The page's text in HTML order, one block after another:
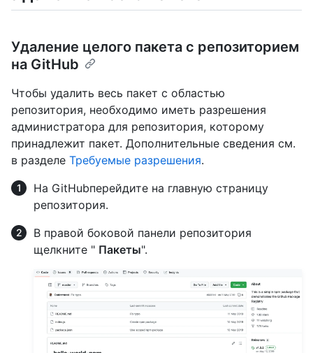
Удаление целого пакета с репозиторием
на GitHub
Чтобы удалить весь пакет с областью
репозитория, необходимо иметь разрешения
администратора для репозитория, которому
принадлежит пакет. Дополнительные сведения см.
в разделе Требуемые разрешения.
На GitHubперейдите на главную страницу
репозитория.
В правой боковой панели репозитория
щелкните " Пакеты".